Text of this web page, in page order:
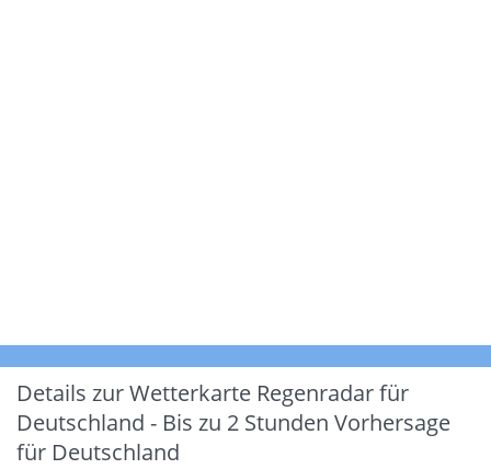
Details zur Wetterkarte Regenradar für
Deutschland - Bis zu 2 Stunden Vorhersage
für Deutschland